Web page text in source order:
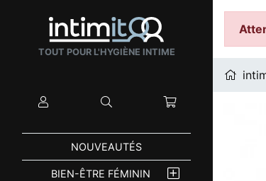
TOUT POUR L'HYGIÈNE INTIME
Mon compte Rechercher Mon panier
NOUVEAUTÉS
BIEN-ÊTRE FÉMININ